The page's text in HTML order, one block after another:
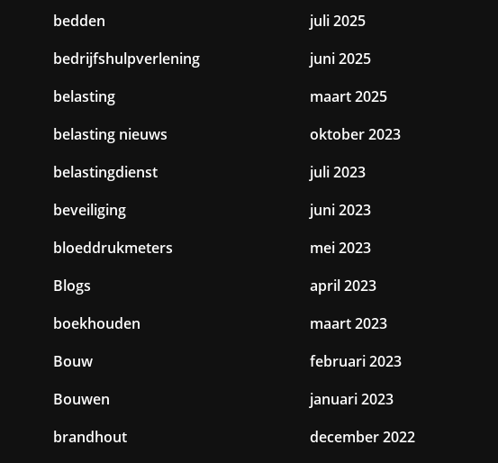
bedden
bedrijfshulpverlening
belasting
belasting nieuws
belastingdienst
beveiliging
bloeddrukmeters
Blogs
boekhouden
Bouw
Bouwen
brandhout
juli 2025
juni 2025
maart 2025
oktober 2023
juli 2023
juni 2023
mei 2023
april 2023
maart 2023
februari 2023
januari 2023
december 2022